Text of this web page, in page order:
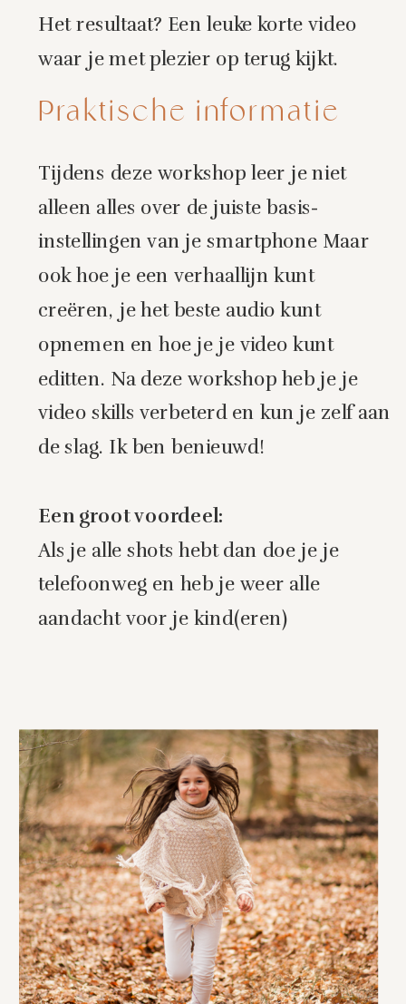
Het resultaat? Een leuke korte video
waar je met plezier op terug kijkt.
Praktische informatie
Tijdens deze workshop leer je niet
alleen alles over de juiste basis-
instellingen van je smartphone Maar
ook hoe je een verhaallijn kunt
creëren, je het beste audio kunt
opnemen en hoe je je video kunt
editten. Na deze workshop heb je je
video skills verbeterd en kun je zelf aan
de slag. Ik ben benieuwd!
Een groot voordeel:
Als je alle shots hebt dan doe je je
telefoonweg en heb je weer alle
aandacht voor je kind(eren)